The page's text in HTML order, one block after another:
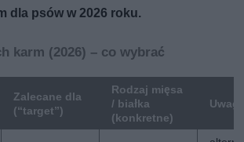
dla psów w 2026 roku.
karm (2026) – co wybrać
Zalecane dla
(“target”)
Rodzaj mięsa
/ białka
(konkretne)